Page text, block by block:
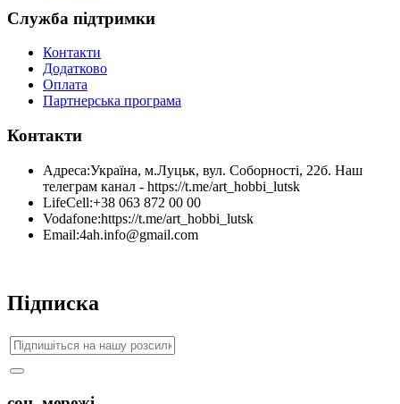
Служба підтримки
Контакти
Додатково
Оплата
Партнерська програма
Контакти
Адреса:Україна, м.Луцьк, вул. Соборності, 22б. Наш
телеграм канал - https://t.me/art_hobbi_lutsk
LifeCell:+38 063 872 00 00
Vodafone:https://t.me/art_hobbi_lutsk
Email:4ah.info@gmail.com
Підписка